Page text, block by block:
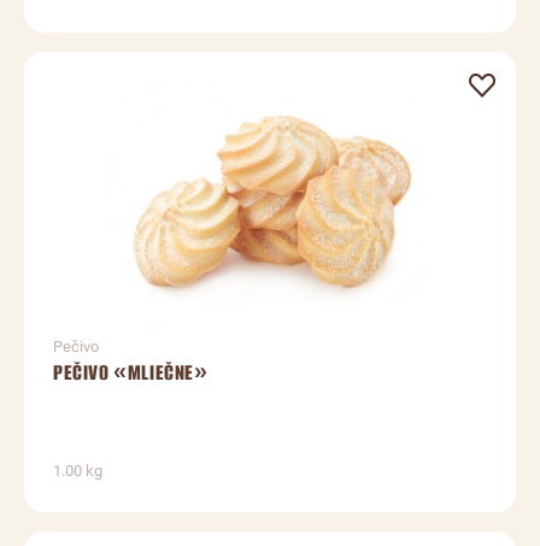
Pečivo
PEČIVO «MLIEČNE»
1.00 kg